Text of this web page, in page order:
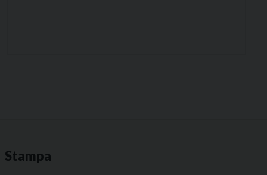
Stampa